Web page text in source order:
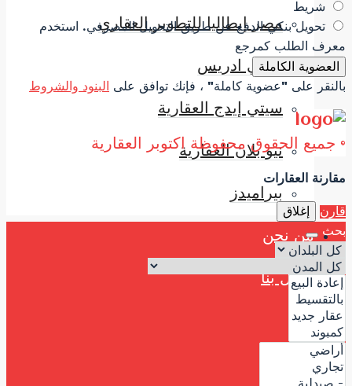
مصر إيطاليا للتطوير العقاري
مباني ادريس
سيتي إيدج العقارية
نيو بلان العقارية
بيراميدز
من نحن
اتصل بنا
شريط
تحويل بنكي الدفع عن طريق التحويل المصرفي. استخدم
معرف الطلب كمرجع
العضوية الكاملة
بالنقر على "عضوية كاملة" ، فإنك توافق على
البنود والشروط
© جميع الحقوق محفوظة اكتوبر العقارية
مقارنة العقارات
قارن
إغلاق
بحث